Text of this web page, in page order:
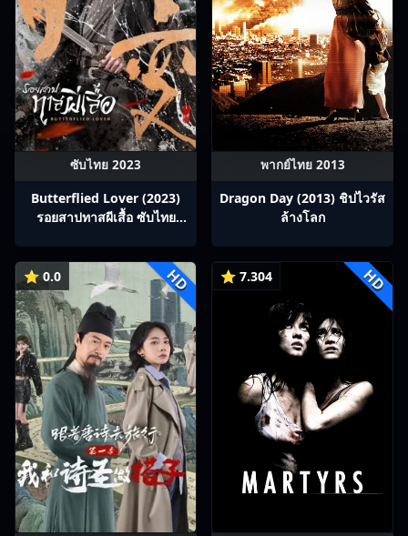
ซับไทย 2023
Butterflied Lover (2023)
รอยสาปทาสผีเสื้อ ซับไทย
พากย์ไทย 2013
Dragon Day (2013) ชิปไวรัส
ล้างโลก
⭐ 0.0 HD ⭐ 7.304 HD